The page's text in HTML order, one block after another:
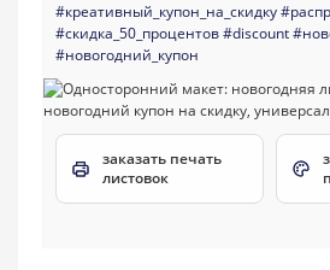
#креативный_купон_на_скидку
#скидка_50_процентов#discount
#новогодний_купон
заказать печать
листовок